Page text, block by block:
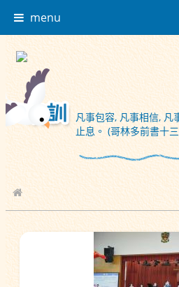
menu
凡事包容, 凡事相信, 凡
止息。 (哥林多前書十
校園相簿